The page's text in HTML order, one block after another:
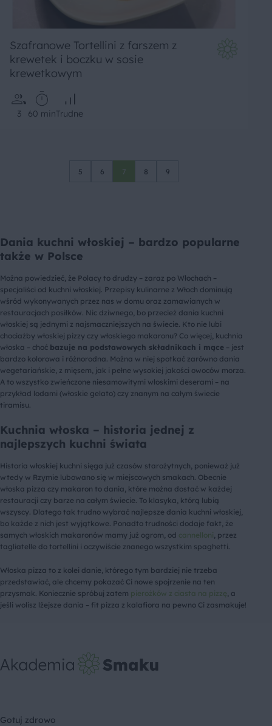
Szafranowe Tortellini z farszem z
krewetek i boczku w sosie
krewetkowym
3 60 minTrudne
5 6 7 8 9
Dania kuchni włoskiej – bardzo popularne
także w Polsce
Można powiedzieć, że Polacy to drudzy – zaraz po Włochach –
specjaliści od kuchni włoskiej. Przepisy kulinarne z Włoch dominują
wśród wykonywanych przez nas w domu oraz zamawianych w
restauracjach posiłków. Nic dziwnego, bo przecież dania kuchni
włoskiej są jednymi z najsmaczniejszych na świecie. Kto nie lubi
chociażby włoskiej pizzy czy włoskiego makaronu? Co więcej, kuchnia
włoska – choć bazuje na podstawowych składnikach i mące – jest
bardzo kolorowa i różnorodna. Można w niej spotkać zarówno dania
wegetariańskie, z mięsem, jak i pełne wysokiej jakości owoców morza.
A to wszystko zwieńczone niesamowitymi włoskimi deserami – na
przykład lodami (włoskie gelato) czy znanym na całym świecie
tiramisu.
Kuchnia włoska – historia jednej z
najlepszych kuchni świata
Historia włoskiej kuchni sięga już czasów starożytnych, ponieważ już
wtedy w Rzymie lubowano się w miejscowych smakach. Obecnie
włoska pizza czy makaron to dania, które można dostać w każdej
restauracji czy barze na całym świecie. To klasyka, którą lubią
wszyscy. Dlatego tak trudno wybrać najlepsze dania kuchni włoskiej,
bo każde z nich jest wyjątkowe. Ponadto trudności dodaje fakt, że
samych włoskich makaronów mamy już ogrom, od cannelloni, przez
tagliatelle do tortellini i oczywiście znanego wszystkim spaghetti.
Włoska pizza to z kolei danie, którego tym bardziej nie trzeba
przedstawiać, ale chcemy pokazać Ci nowe spojrzenie na ten
przysmak. Koniecznie spróbuj zatem pierożków z ciasta na pizzę, a
jeśli wolisz lżejsze dania – fit pizza z kalafiora na pewno Ci zasmakuje!
Gotuj zdrowo